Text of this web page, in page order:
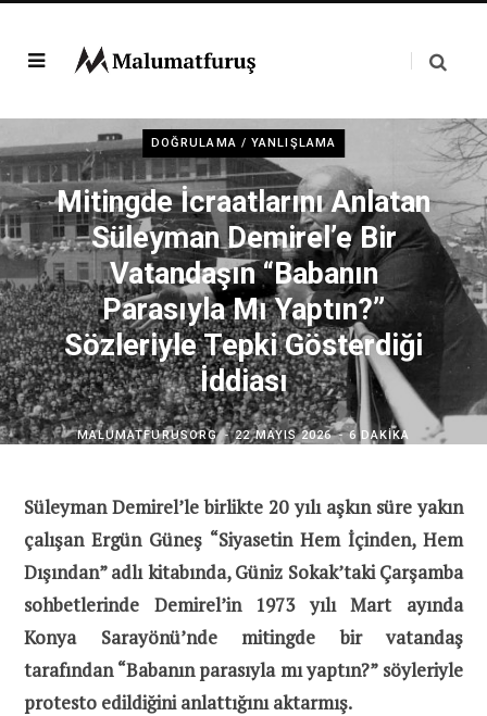
DOĞRULAMA / YANLIŞLAMA
Mitingde İcraatlarını Anlatan
Süleyman Demirel’e Bir
Vatandaşın “Babanın
Parasıyla Mı Yaptın?”
Sözleriyle Tepki Gösterdiği
İddiası
MALUMATFURUSORG 22 MAYIS 2026 6 DAKIKA
Süleyman Demirel’le birlikte 20 yılı aşkın süre yakın
çalışan Ergün Güneş “Siyasetin Hem İçinden, Hem
Dışından” adlı kitabında, Güniz Sokak’taki Çarşamba
sohbetlerinde Demirel’in 1973 yılı Mart ayında
Konya Sarayönü’nde mitingde bir vatandaş
tarafından “Babanın parasıyla mı yaptın?” söyleriyle
protesto edildiğini anlattığını aktarmış.